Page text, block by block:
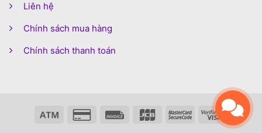
Liên hệ
Chính sách mua hàng
Chính sách thanh toán